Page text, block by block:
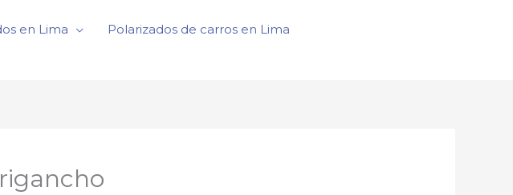
en Lima
Polarizados de carros en Lima